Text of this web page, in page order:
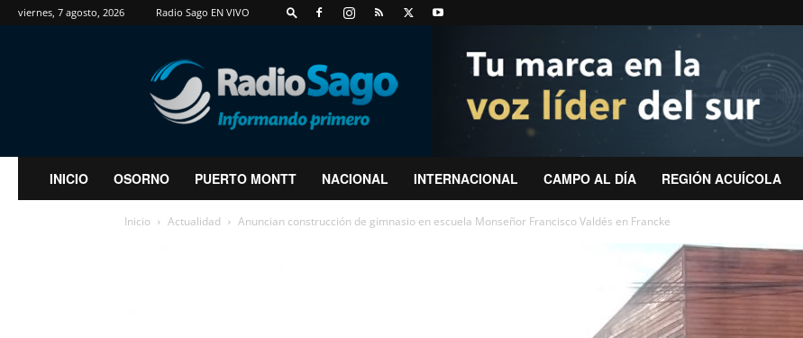
viernes, 7 agosto, 2026 Radio Sago EN VIVO
RadioSago
INICIO OSORNO PUERTO MONTT NACIONAL INTERNACIONAL CAMPO AL DÍA REGIÓN ACUÍCOLA
Inicio Actualidad Anuncian construcción de gimnasio en escuela Monseñor Francisco Valdés en Francke